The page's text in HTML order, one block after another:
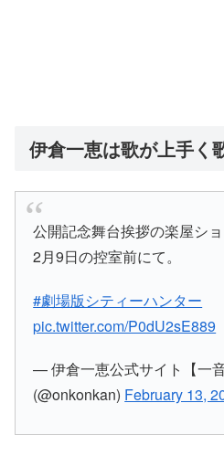
伊倉一恵は歌が上手く
公開記念舞台挨拶の楽屋シ
2月9日の控室前にて。
#劇場版シティーハンター
pic.twitter.com/P0dU2sE889
— 伊倉一恵公式サイト【一
(@onkonkan) February 13,